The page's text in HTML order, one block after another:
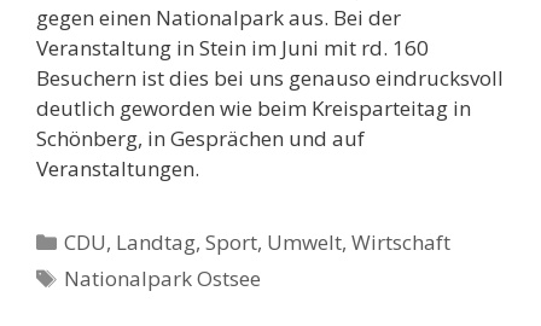
gegen einen Nationalpark aus. Bei der
Veranstaltung in Stein im Juni mit rd. 160
Besuchern ist dies bei uns genauso eindrucksvoll
deutlich geworden wie beim Kreisparteitag in
Schönberg, in Gesprächen und auf
Veranstaltungen.
Kategorien
CDU, Landtag,Sport, Umwelt,Wirtschaft
Schlagwörter
Nationalpark Ostsee